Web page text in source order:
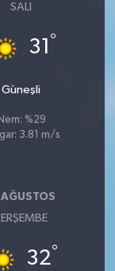
SALI
31 °
Güneşli
%29
3.81 m/s
AĞUSTOS
32°